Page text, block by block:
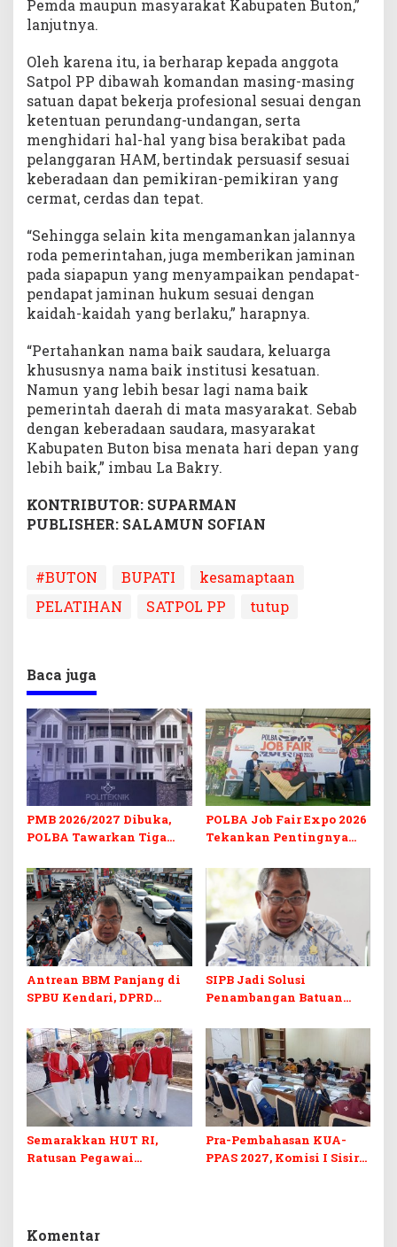
Pemda maupun masyarakat Kabupaten Buton,”
lanjutnya.
Oleh karena itu, ia berharap kepada anggota
Satpol PP dibawah komandan masing-masing
satuan dapat bekerja profesional sesuai dengan
ketentuan perundang-undangan, serta
menghidari hal-hal yang bisa berakibat pada
pelanggaran HAM, bertindak persuasif sesuai
keberadaan dan pemikiran-pemikiran yang
cermat, cerdas dan tepat.
“Sehingga selain kita mengamankan jalannya
roda pemerintahan, juga memberikan jaminan
pada siapapun yang menyampaikan pendapat-
pendapat jaminan hukum sesuai dengan
kaidah-kaidah yang berlaku,” harapnya.
“Pertahankan nama baik saudara, keluarga
khususnya nama baik institusi kesatuan.
Namun yang lebih besar lagi nama baik
pemerintah daerah di mata masyarakat. Sebab
dengan keberadaan saudara, masyarakat
Kabupaten Buton bisa menata hari depan yang
lebih baik,” imbau La Bakry.
KONTRIBUTOR: SUPARMAN
PUBLISHER: SALAMUN SOFIAN
#BUTON BUPATI
kesamaptaan
PELATIHAN
SATPOL PP tutup
Baca juga
PMB 2026/2027 Dibuka,
POLBA Tawarkan Tiga
Kuliah Gratis
POLBA Job Fair Expo 2026
Tekankan Pentingnya
Digital
Antrean BBM Panjang di
SPBU Kendari, DPRD
Barcode Curang
SIPB Jadi Solusi
Penambangan Batuan
di Sultra
Semarakkan HUT RI,
Ratusan Pegawai
Pra-Pembahasan KUA-
PPAS 2027, Komisi I Sisir
Komentar